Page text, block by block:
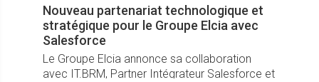
Nouveau partenariat technologique et
stratégique pour le Groupe Elcia avec
Salesforce
Le Groupe Elcia annonce sa collaboration
avec IT.BRM, Partner Intégrateur Salesforce et